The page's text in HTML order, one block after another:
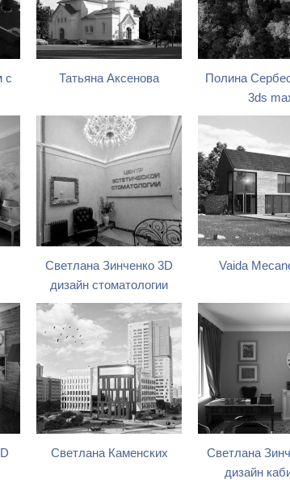
с
Татьяна Аксенова
Полина
3ds
Светлана Зинченко 3D
дизайн стоматологии
Vaida
Светлана Каменских
Светлана
дизайн